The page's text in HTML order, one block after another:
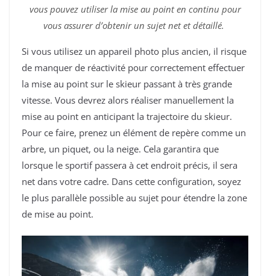
vous pouvez utiliser la mise au point en continu pour
vous assurer d’obtenir un sujet net et détaillé.
Si vous utilisez un appareil photo plus ancien, il risque
de manquer de réactivité pour correctement effectuer
la mise au point sur le skieur passant à très grande
vitesse. Vous devrez alors réaliser manuellement la
mise au point en anticipant la trajectoire du skieur.
Pour ce faire, prenez un élément de repère comme un
arbre, un piquet, ou la neige. Cela garantira que
lorsque le sportif passera à cet endroit précis, il sera
net dans votre cadre. Dans cette configuration, soyez
le plus parallèle possible au sujet pour étendre la zone
de mise au point.